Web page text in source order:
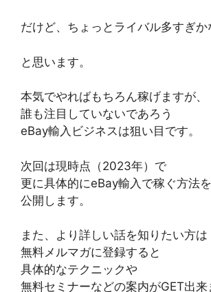
だけど、ちょっとライバル多すぎか
と思います。
本気でやればもちろん稼げますが、
誰も注目していないであろう
eBay輸入ビジネスは狙い目です。
次回は現時点（2023年）で
更に具体的にeBay輸入で稼ぐ方法を
公開します。
また、より詳しい話を知りたい方は
無料メルマガに登録すると
具体的なテクニックや
無料セミナーなどの案内がGET出来